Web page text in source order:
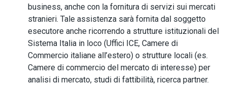
business, anche con la fornitura di servizi sui mercati
stranieri. Tale assistenza sarà fornita dal soggetto
esecutore anche ricorrendo a strutture istituzionali del
Sistema Italia in loco (Uffici ICE, Camere di
Commercio italiane all’estero) o strutture locali (es.
Camere di commercio del mercato di interesse) per
analisi di mercato, studi di fattibilità, ricerca partner.